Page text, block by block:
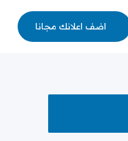
اضف اعلانك مجانا